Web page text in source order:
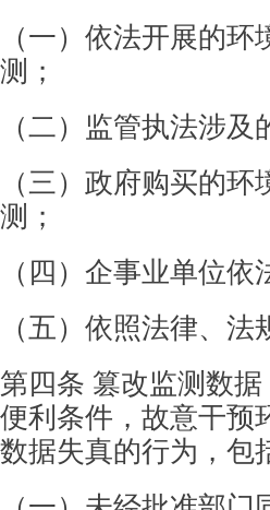
（一）依法开展的
测；
（二）监管执法涉及
（三）政府购买的
测；
（四）企事业单位
（五）依照法律、
第四条 篡改监测数
便利条件，故意干预
数据失真的行为，包